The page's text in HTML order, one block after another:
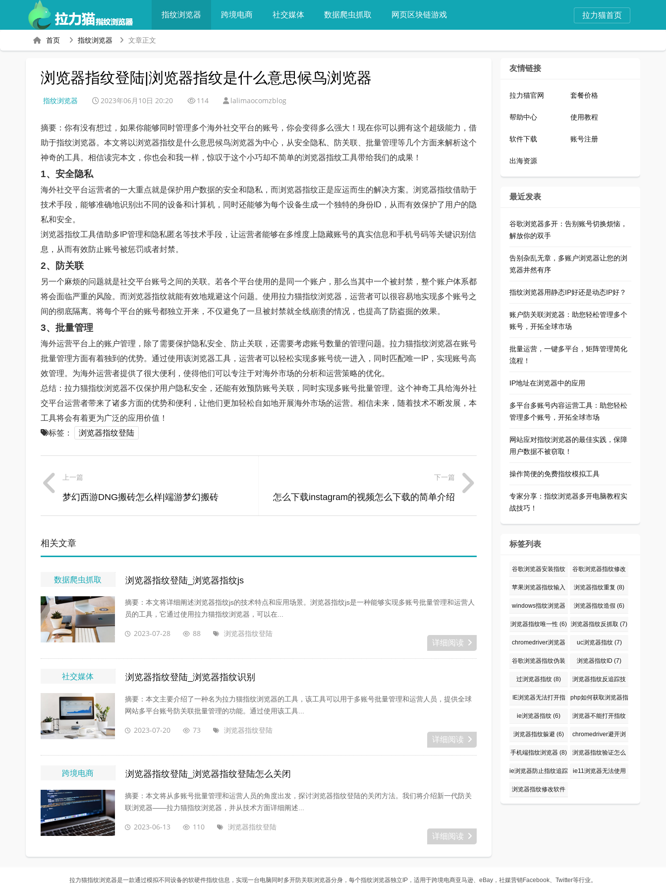
指纹浏览器 跨境电商 社交媒体 数据爬虫抓取 网页区块链游戏 拉力猫首页
首页 指纹浏览器 文章正文
浏览器指纹登陆|浏览器指纹是什么意思候鸟浏览器
指纹浏览器 2023年06月10日 20:20 114 lalimaocomzblog
摘要：你有没有想过，如果你能够同时管理多个海外社交平台的账号，你会变得多么强大！现在你可以拥有这个超级能力，借
助于指纹浏览器。本文将以浏览器指纹是什么意思候鸟浏览器为中心，从安全隐私、防关联、批量管理等几个方面来解析这个
神奇的工具。相信读完本文，你也会和我一样，惊叹于这个小巧却不简单的浏览器指纹工具带给我们的成果！
1、安全隐私
海外社交平台运营者的一大重点就是保护用户数据的安全和隐私，而浏览器指纹正是应运而生的解决方案。浏览器指纹借助于
技术手段，能够准确地识别出不同的设备和计算机，同时还能够为每个设备生成一个独特的身份ID，从而有效保护了用户的隐
私和安全。
浏览器指纹工具借助多IP管理和隐私匿名等技术手段，让运营者能够在多维度上隐藏账号的真实信息和手机号码等关键识别信
息，从而有效防止账号被惩罚或者封禁。
2、防关联
另一个麻烦的问题就是社交平台账号之间的关联。若各个平台使用的是同一个账户，那么当其中一个被封禁，整个账户体系都
将会面临严重的风险。而浏览器指纹就能有效地规避这个问题。使用拉力猫指纹浏览器，运营者可以很容易地实现多个账号之
间的彻底隔离。将每个平台的账号都独立开来，不仅避免了一旦被封禁就全线崩溃的情况，也提高了防盗掘的效果。
3、批量管理
海外运营平台上的账户管理，除了需要保护隐私安全、防止关联，还需要考虑账号数量的管理问题。拉力猫指纹浏览器在账号
批量管理方面有着独到的优势。通过使用该浏览器工具，运营者可以轻松实现多账号统一进入，同时匹配唯一IP，实现账号高
效管理。为海外运营者提供了很大便利，使得他们可以专注于对海外市场的分析和运营策略的优化。
总结：拉力猫指纹浏览器不仅保护用户隐私安全，还能有效预防账号关联，同时实现多账号批量管理。这个神奇工具给海外社
交平台运营者带来了诸多方面的优势和便利，让他们更加轻松自如地开展海外市场的运营。相信未来，随着技术不断发展，本
工具将会有着更为广泛的应用价值！
标签：
浏览器指纹登陆
上一篇
梦幻西游DNG搬砖怎么样|端游梦幻搬砖
下一篇
怎么下载instagram的视频怎么下载的简单介绍
相关文章
数据爬虫抓取 浏览器指纹登陆_浏览器指纹js
摘要：本文将详细阐述浏览器指纹js的技术特点和应用场景。浏览器指纹js是一种能够实现多账号批量管理和运营人
员的工具，它通过使用拉力猫指纹浏览器，可以在...
2023-07-28 88 浏览器指纹登陆
详细阅读
社交媒体 浏览器指纹登陆_浏览器指纹识别
摘要：本文主要介绍了一种名为拉力猫指纹浏览器的工具，该工具可以用于多账号批量管理和运营人员，提供全球
网站多平台账号防关联批量管理的功能。通过使用该工具...
2023-07-20 73 浏览器指纹登陆
详细阅读
跨境电商 浏览器指纹登陆_浏览器指纹登陆怎么关闭
摘要：本文将从多账号批量管理和运营人员的角度出发，探讨浏览器指纹登陆的关闭方法。我们将介绍新一代防关
联浏览器——拉力猫指纹浏览器，并从技术方面详细阐述...
2023-06-13 110 浏览器指纹登陆
详细阅读
友情链接
拉力猫官网 套餐价格
帮助中心 使用教程
软件下载 账号注册
出海资源
最近发表
谷歌浏览器多开：告别账号切换烦恼，
解放你的双手
告别杂乱无章，多账户浏览器让您的浏
览器井然有序
指纹浏览器用静态IP好还是动态IP好？
账户防关联浏览器：助您轻松管理多个
账号，开拓全球市场
批量运营，一键多平台，矩阵管理简化
流程！
IP地址在浏览器中的应用
多平台多账号内容运营工具：助您轻松
管理多个账号，开拓全球市场
网站应对指纹浏览器的最佳实践，保障
用户数据不被窃取！
操作简便的免费指纹模拟工具
专家分享：指纹浏览器多开电脑教程实
战技巧！
标签列表
谷歌浏览器安装指纹
仪(6)
谷歌浏览器指纹修改
插件(6)
苹果浏览器指纹输入
密码(9)
浏览器指纹重复 (8)
windows指纹浏览器
输入密码 (6)
浏览器指纹造假 (6)
浏览器指纹唯一性 (6) 浏览器指纹反抓取 (7)
chromedriver浏览器
指纹伪装(6)
uc浏览器指纹(7)
谷歌浏览器指纹伪装
(7)
浏览器指纹ID (7)
过浏览器指纹 (8) 浏览器指纹反追踪技
术(6)
IE浏览器无法打开指
纹仪(7)
php如何获取浏览器指
纹(6)
ie浏览器指纹 (6) 浏览器不能打开指纹
(7)
浏览器指纹躲避 (6) chromedriver避开浏
览器指纹 (6)
手机端指纹浏览器 (8) 浏览器指纹验证怎么
关掉(6)
ie浏览器防止指纹追踪
(7)
ie11浏览器无法使用
浏览器指纹修改软件
下载(7)
拉力猫指纹浏览器是一款通过模拟不同设备的软硬件指纹信息，实现一台电脑同时多开防关联浏览器分身，每个指纹浏览器独立IP，适用于跨境电商亚马逊、eBay，社媒营销Facebook、Twitter等行业。